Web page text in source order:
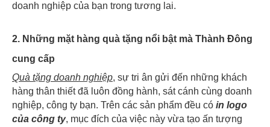
doanh nghiệp của bạn trong tương lai.
2. Những mặt hàng quà tặng nổi bật mà Thành Đông
cung cấp
Quà tặng doanh nghiệp, sự tri ân gửi đến những khách
hàng thân thiết đã luôn đồng hành, sát cánh cùng doanh
nghiệp, công ty bạn. Trên các sản phẩm đều có in logo
của công ty, mục đích của việc này vừa tạo ấn tượng